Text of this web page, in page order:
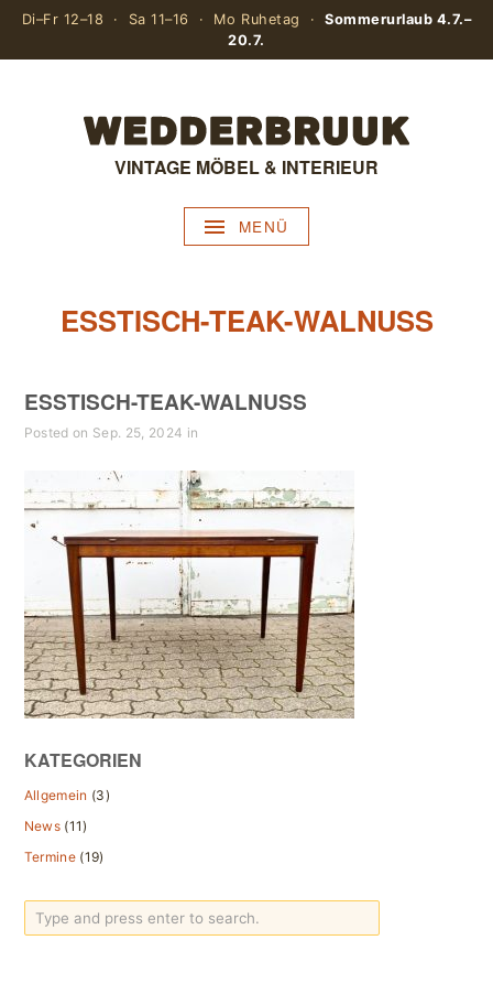
Di–Fr 12–18 · Sa 11–16 · Mo Ruhetag ·Sommerurlaub 4.7.–
20.7.
VINTAGE MÖBEL & INTERIEUR
MENÜ
ESSTISCH-TEAK-WALNUSS
ESSTISCH-TEAK-WALNUSS
Posted on Sep. 25, 2024 in
KATEGORIEN
Allgemein (3)
News (11)
Termine (19)